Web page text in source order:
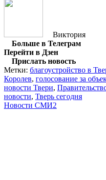
Виктория
Больше в Телеграм
Перейти в Дзен
Прислать новость
Метки: благоустройство в
Королев, голосование за
новости Твери,
новости, Тверь сегодня
Новости СМИ2